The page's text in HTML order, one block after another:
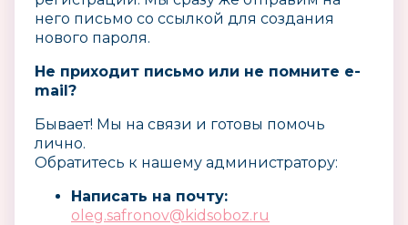
него письмо со ссылкой для создания
нового пароля.
Не приходит письмо или не помните e-
mail?
Бывает! Мы на связи и готовы помочь
лично.
Обратитесь к нашему администратору:
Написать на почту:
oleg.safronov@kidsoboz.ru